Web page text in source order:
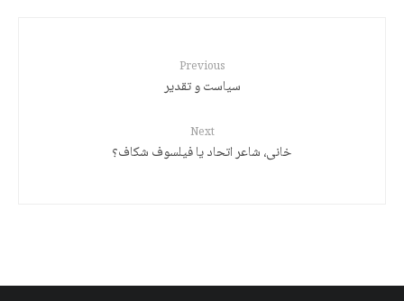
Previous
سیاست و تقدیر
Next
خانی، شاعر اتحاد یا فیلسوف شکاف؟